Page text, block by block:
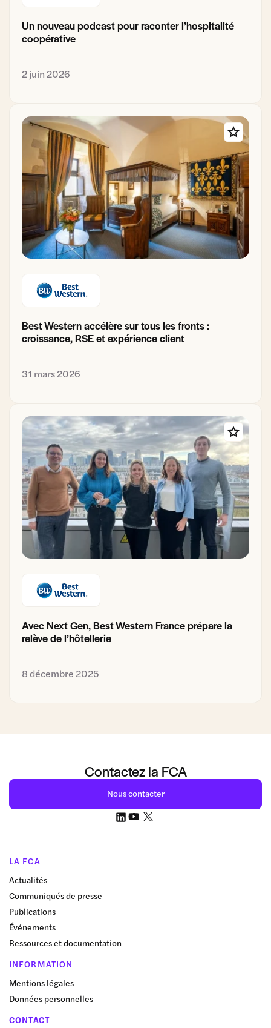
Un nouveau podcast pour raconter l’hospitalité
coopérative
2 juin 2026
Best Western accélère sur tous les fronts :
croissance, RSE et expérience client
31 mars 2026
Avec Next Gen, Best Western France prépare la
relève de l’hôtellerie
8 décembre 2025
Contactez la FCA
Nous contacter
LA FCA
Actualités
Communiqués de presse
Publications
Événements
Ressources et documentation
INFORMATION
Mentions légales
Données personnelles
CONTACT